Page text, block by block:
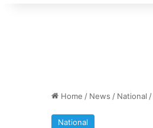
Home / News / National /
National